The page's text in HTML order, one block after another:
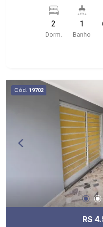
Ribeirão: -
rápidos e eficientes;
documentação; - com
2
Dorm.
1
Banho
Cód. 19702
R$